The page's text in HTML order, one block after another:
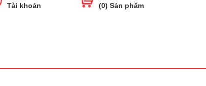
(0) Sản phẩm
Tài khoản